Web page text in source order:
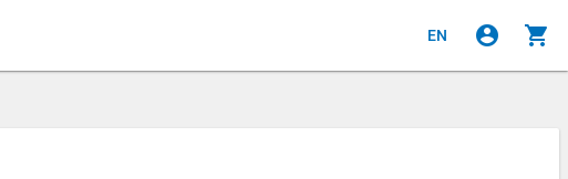
EN account_circle shopping_cart